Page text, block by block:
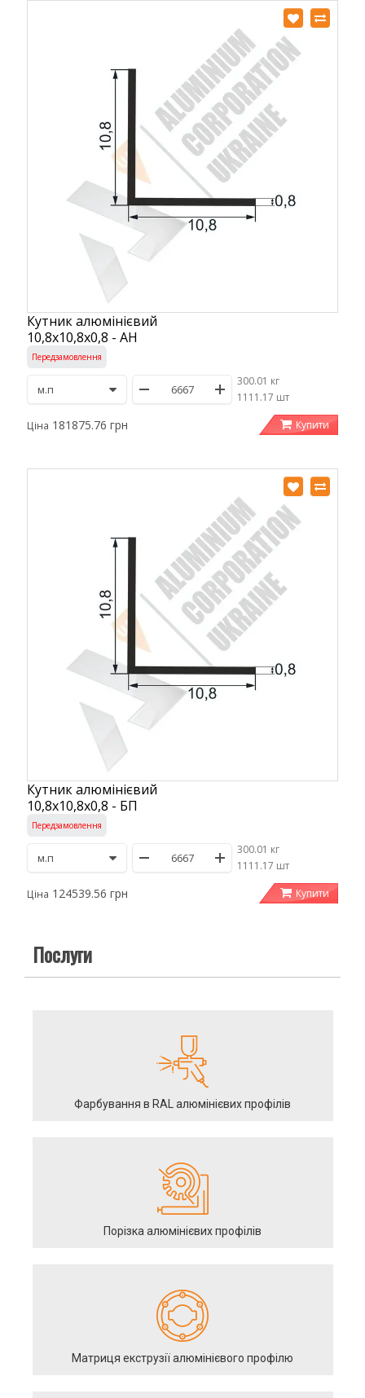
Кутник алюмінієвий
10,8х10,8х0,8 - АН
Передзамовлення
300.01 кг
/1111.17 шт
Ціна 181875.76 грн Купити
Кутник алюмінієвий
10,8х10,8х0,8 - БП
Передзамовлення
300.01 кг
/1111.17 шт
Ціна 124539.56 грн Купити
Послуги
Фарбування в RAL алюмінієвих профілів
Порізка алюмінієвих профілів
Матриця екструзії алюмінієвого профілю